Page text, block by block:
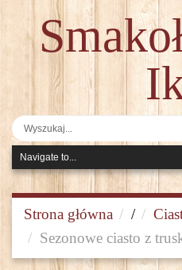
Strona główna /
Sezonowe ciasto z